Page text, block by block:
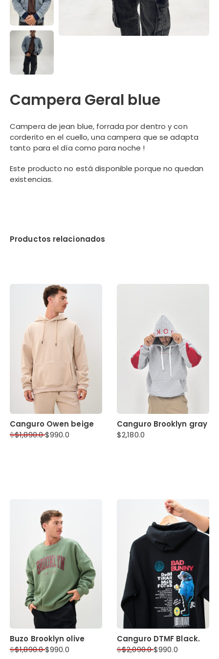
Campera Geral blue
Campera de jean blue, forrada por dentro y con
corderito en el cuello, una campera que se adapta
tanto para el día como para noche !
Este producto no está disponible porque no quedan
existencias.
Productos relacionados
Canguro Owen beige
$$1,890.0$990.0
Canguro Brooklyn gray
$2,180.0
Buzo Brooklyn olive
$$1,890.0$990.0
Canguro DTMF Black.
$$2,090.0$990.0